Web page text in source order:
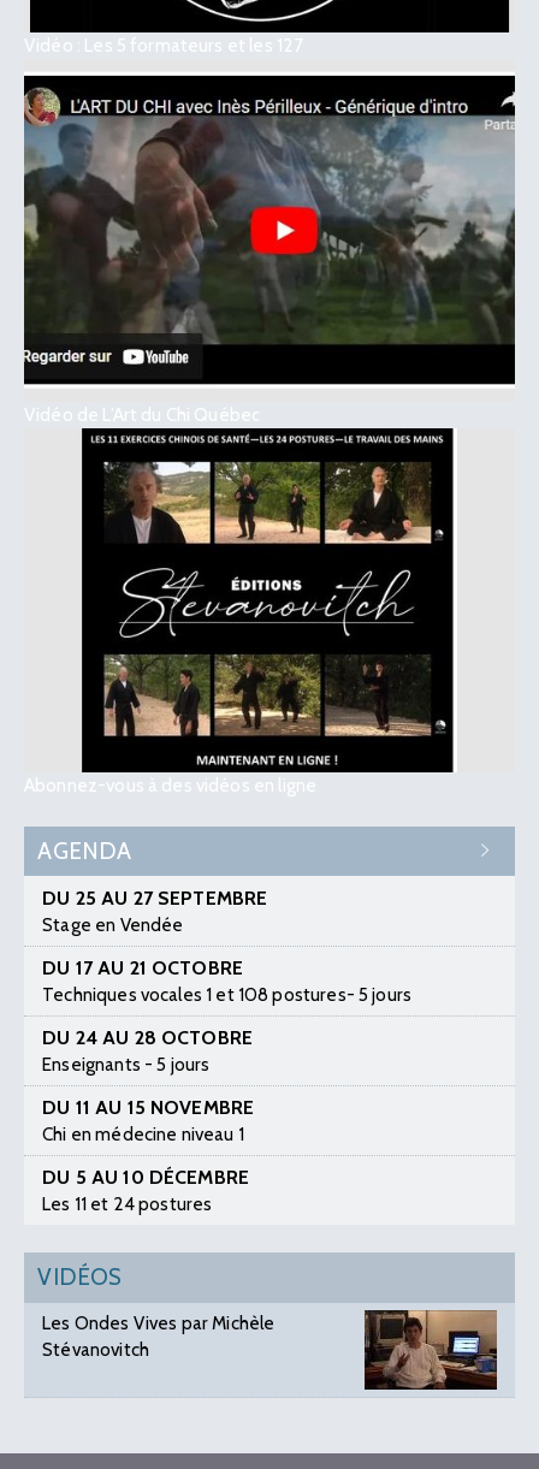
Vidéo : Les 5 formateurs et les 127
Vidéo de L’Art du Chi Québec
Abonnez-vous à des vidéos en ligne
AGENDA
DU 25 AU 27 SEPTEMBRE
Stage en Vendée
DU 17 AU 21 OCTOBRE
Techniques vocales 1 et 108 postures- 5 jours
DU 24 AU 28 OCTOBRE
Enseignants - 5 jours
DU 11 AU 15 NOVEMBRE
Chi en médecine niveau 1
DU 5 AU 10 DÉCEMBRE
Les 11 et 24 postures
VIDÉOS
Les Ondes Vives par Michèle
Stévanovitch